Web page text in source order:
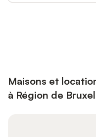
Maisons et
à Région de